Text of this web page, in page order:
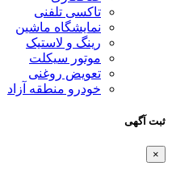
تاکسی تلفنی
نمایشگاه ماشین
رینگ و لاستیک
موتور سیکلت
تعویض روغنی
خودرو منطقه آزاد
ثبت آگهی
×